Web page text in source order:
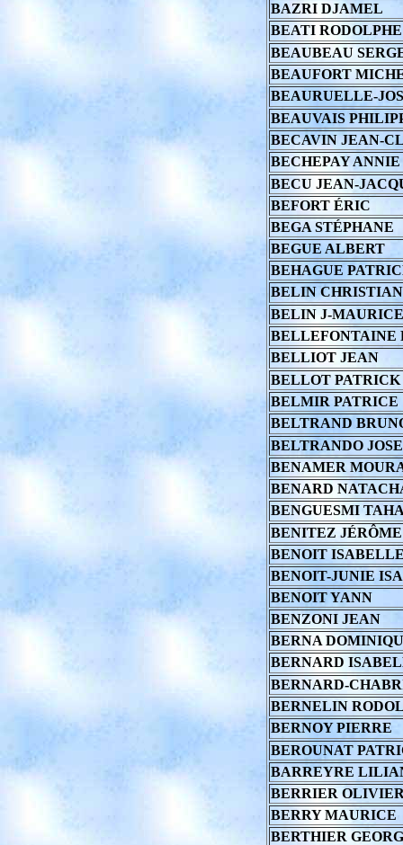
BAZRI DJAMEL
BEATI RODOLPHE
BEAUBEAU
BEAUFORT
BEAURUELLE-
BEAUVAIS
BECAVIN JEAN-
BECHEPAY ANNIE
BECU JEAN-
BEFORT ÉRIC
BEGA STÉPHANE
BEGUE ALBERT
BEHAGUE
BELIN CHRISTIAN
BELIN J-MAURICE
BELLEFONTAINE
BELLIOT JEAN
BELLOT PATRICK
BELMIR PATRICE
BELTRAND
BELTRANDO
BENAMER
BENARD
BENGUESMI
BENITEZ JÉRÔME
BENOIT
BENOIT-JUNIE
BENOIT YANN
BENZONI JEAN
BERNA
BERNARD
BERNARD-
BERNELIN
BERNOY PIERRE
BEROUNAT
BARREYRE
BERRIER
BERRY MAURICE
BERTHIER